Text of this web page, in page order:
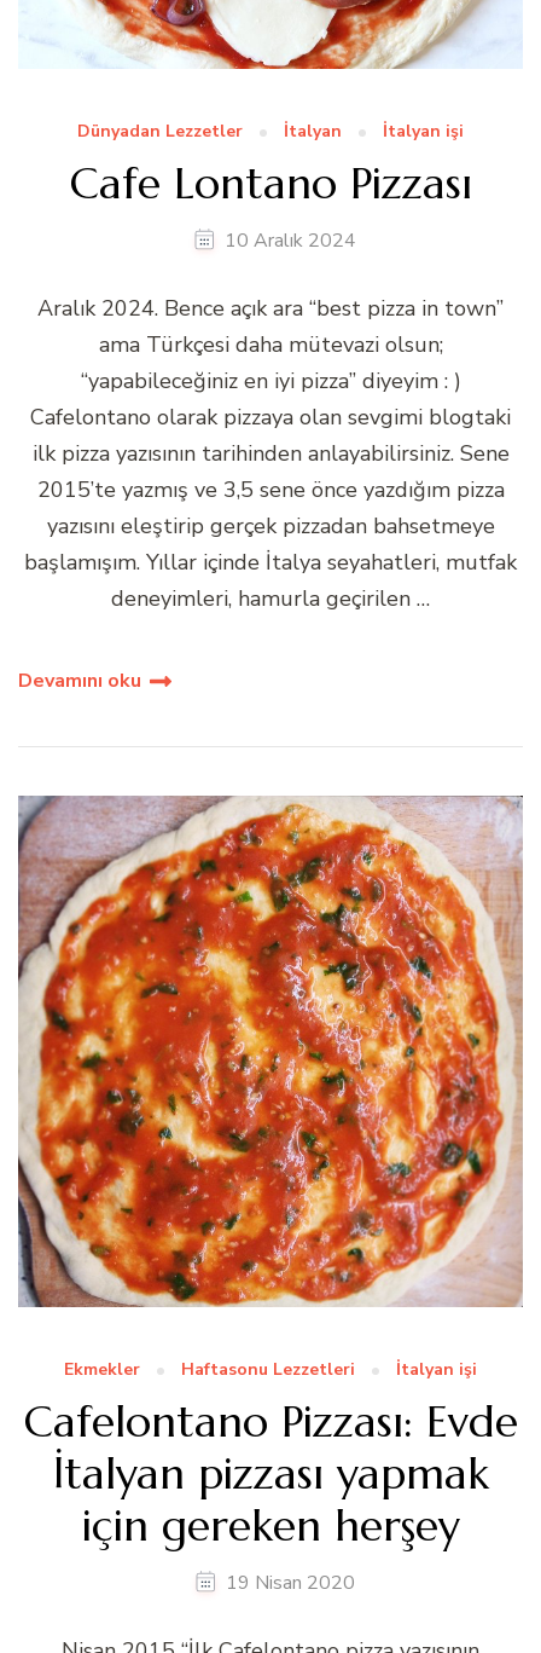
Dünyadan Lezzetler İtalyan İtalyan işi
Cafe Lontano Pizzası
10 Aralık 2024
Aralık 2024. Bence açık ara “best pizza in town”
ama Türkçesi daha mütevazi olsun;
“yapabileceğiniz en iyi pizza” diyeyim : )
Cafelontano olarak pizzaya olan sevgimi blogtaki
ilk pizza yazısının tarihinden anlayabilirsiniz. Sene
2015’te yazmış ve 3,5 sene önce yazdığım pizza
yazısını eleştirip gerçek pizzadan bahsetmeye
başlamışım. Yıllar içinde İtalya seyahatleri, mutfak
deneyimleri, hamurla geçirilen …
Devamını oku
Ekmekler Haftasonu Lezzetleri İtalyan işi
Cafelontano Pizzası: Evde
İtalyan pizzası yapmak
için gereken herşey
19 Nisan 2020